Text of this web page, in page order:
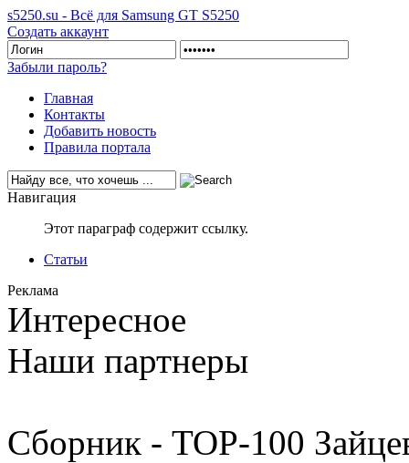
s5250.su - Всё для Samsung GT S5250
Создать аккаунт
Забыли пароль?
Главная
Контакты
Добавить новость
Правила портала
Навигация
Этот параграф содержит ссылку.
Статьи
Реклама
Интересное
Наши партнеры
Сборник - TOP-100